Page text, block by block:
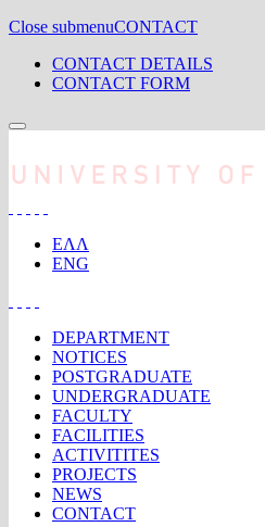
Close submenuCONTACT
CONTACT DETAILS
CONTACT FORM
ΕΛΛ
ENG
DEPARTMENT
NOTICES
POSTGRADUATE
UNDERGRADUATE
FACULTY
FACILITIES
ACTIVITITES
PROJECTS
NEWS
CONTACT